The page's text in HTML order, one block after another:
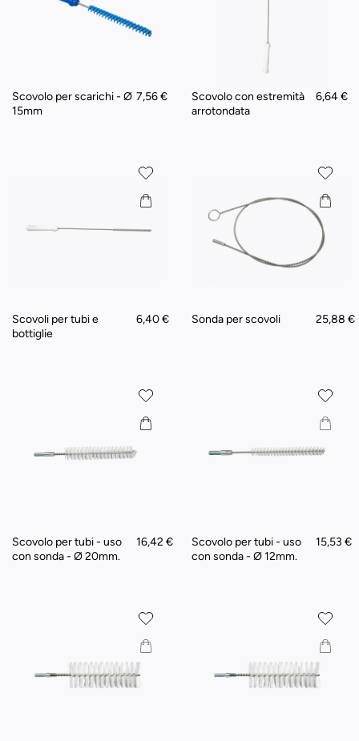
Scovolo per scarichi - Ø
15mm
7,56 €
Scovolo con estremità
arrotondata
6,64 €
Scovoli per tubi e
bottiglie
6,40 € Sonda per scovoli 25,88 €
Scovolo per tubi - uso
con sonda - Ø 20mm.
16,42 €
Scovolo per tubi - uso
con sonda - Ø 12mm.
15,53 €